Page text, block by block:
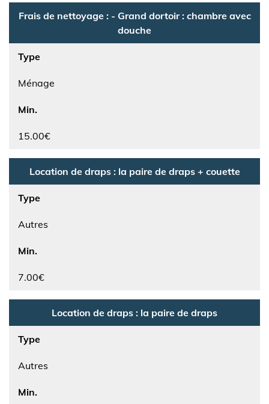
Frais de nettoyage : - Grand dortoir : chambre avec
douche
Type
Ménage
Min.
15.00€
Location de draps : la paire de draps + couette
Type
Autres
Min.
7.00€
Location de draps : la paire de draps
Type
Autres
Min.